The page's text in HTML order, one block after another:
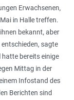
Erwachsenen,
in Halle treffen.
bekannt, aber
sagte
hatte bereits einige
Mittag in der
Infostand des
Berichten sind